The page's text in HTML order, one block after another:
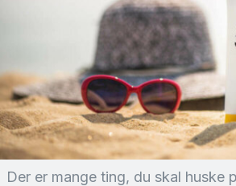
Der er mange ting, du skal huske